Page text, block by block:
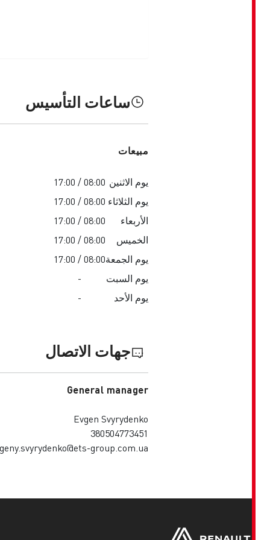
ساعات التأسيس
مبيعات
يوم الاثنين 08:00 / 17:00
يوم الثلاثاء08:00 / 17:00
الأربعاء
08:00 / 17:00
الخميس
08:00 / 17:00
يوم الجمعة08:00 / 17:00
يوم السبت
يوم الأحد
جهات الاتصال
General manager
Evgen Svyrydenko
380504773451
evgeny.svyrydenko@ets-group.com.ua